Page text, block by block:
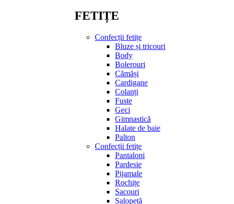
FETIȚE
Confecții fetițe
Bluze și tricouri
Body
Bolerouri
Cămăși
Cardigane
Colanți
Fuste
Geci
Gimnastică
Halate de baie
Palton
Confecții fetițe
Pantaloni
Pardesie
Pijamale
Rochițe
Sacouri
Salopetă